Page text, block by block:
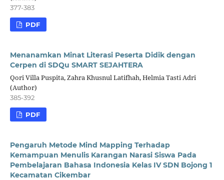
377-383
PDF
Menanamkan Minat Literasi Peserta Didik dengan
Cerpen di SDQu SMART SEJAHTERA
Qori Villa Puspita, Zahra Khusnul Latifhah, Helmia Tasti Adri
(Author)
385-392
PDF
Pengaruh Metode Mind Mapping Terhadap
Kemampuan Menulis Karangan Narasi Siswa Pada
Pembelajaran Bahasa Indonesia Kelas IV SDN Bojong 1
Kecamatan Cikembar